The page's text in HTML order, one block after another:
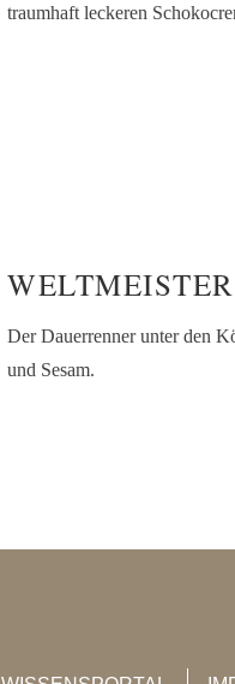
traumhaft leckeren
Der Dauerrenner unter den
und Sesam.